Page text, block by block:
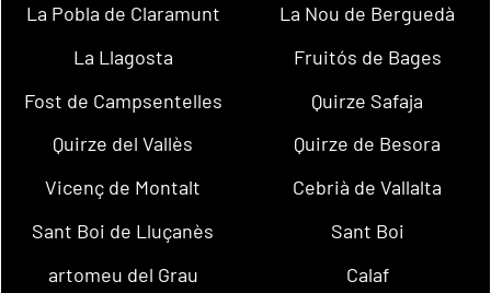
La Pobla de Claramunt
La Nou de Berguedà
La Llagosta
Fruitós de Bages
Fost de Campsentelles
Quirze Safaja
Quirze del Vallès
Quirze de Besora
Vicenç de Montalt
Cebrià de Vallalta
Sant Boi de Lluçanès
Sant Boi
artomeu del Grau
Calaf